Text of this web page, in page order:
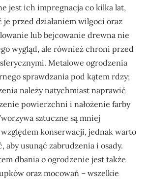
jest ich impregnacja co kilka lat,
je przed działaniem wilgoci oraz
lub bejcowanie drewna nie
wygląd, ale również chroni przed
Metalowe ogrodzenia
sprawdzania pod kątem rdzy;
należy natychmiast naprawić
powierzchni i nałożenie farby
sztuczne są mniej
konserwacji, jednak warto
aby usunąć zabrudzenia i osady.
dbania o ogrodzenie jest także
oraz mocowań – wszelkie